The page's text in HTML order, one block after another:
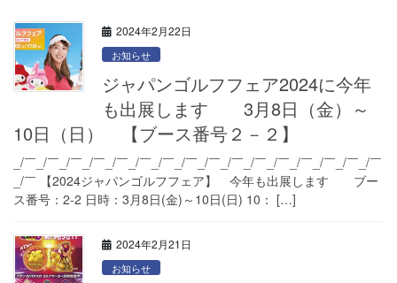
2024年2月22日
お知らせ
ジャパンゴルフフェア2024に今年
も出展します 3月8日（金）～
10日（日） 【ブース番号２－２】
_/￣_/￣_/￣_/￣_/￣_/￣_/￣_/￣_/￣_/￣_/￣_/￣_/￣_/￣_/￣_/￣
_/￣ 【2024ジャパンゴルフフェア】 今年も出展します ブー
ス番号：2-2 日時：3月8日(金)～10日(日) 10： […]
2024年2月21日
お知らせ